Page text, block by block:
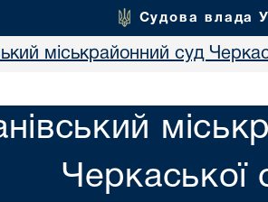
Судова влада
міськрайонний суд
Черкаської